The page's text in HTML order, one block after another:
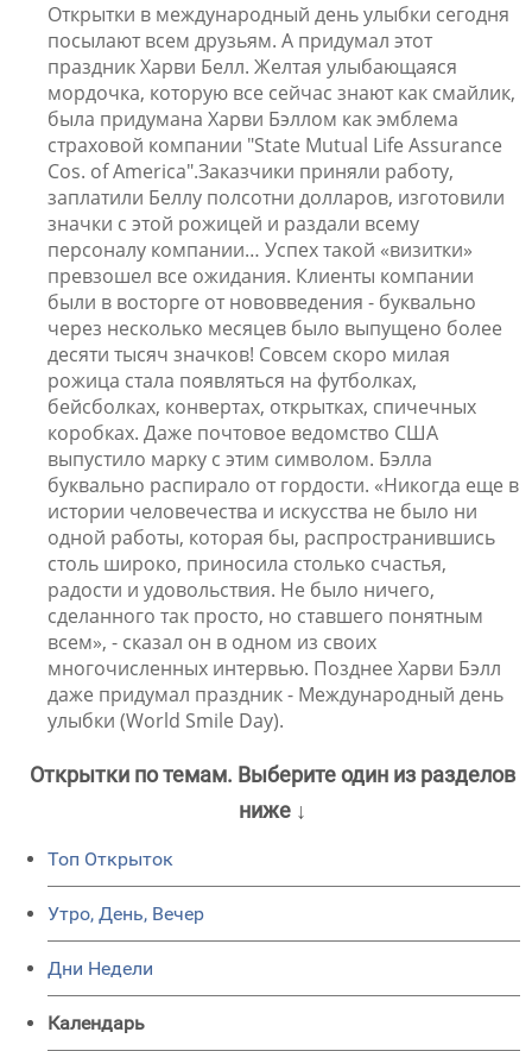
Открытки в международный день улыбки сегодня
посылают всем друзьям. А придумал этот
праздник Харви Белл. Желтая улыбающаяся
мордочка, которую все сейчас знают как смайлик,
была придумана Харви Бэллом как эмблема
страховой компании "State Mutual Life Assurance
Cos. of America".Заказчики приняли работу,
заплатили Беллу полсотни долларов, изготовили
значки с этой рожицей и раздали всему
персоналу компании… Успех такой «визитки»
превзошел все ожидания. Клиенты компании
были в восторге от нововведения - буквально
через несколько месяцев было выпущено более
десяти тысяч значков! Совсем скоро милая
рожица стала появляться на футболках,
бейсболках, конвертах, открытках, спичечных
коробках. Даже почтовое ведомство США
выпустило марку с этим символом. Бэлла
буквально распирало от гордости. «Никогда еще в
истории человечества и искусства не было ни
одной работы, которая бы, распространившись
столь широко, приносила столько счастья,
радости и удовольствия. Не было ничего,
сделанного так просто, но ставшего понятным
всем», - сказал он в одном из своих
многочисленных интервью. Позднее Харви Бэлл
даже придумал праздник - Международный день
улыбки (World Smile Day).
Открытки по темам. Выберите один из разделов
ниже ↓
Топ Открыток
Утро, День, Вечер
Дни Недели
Календарь